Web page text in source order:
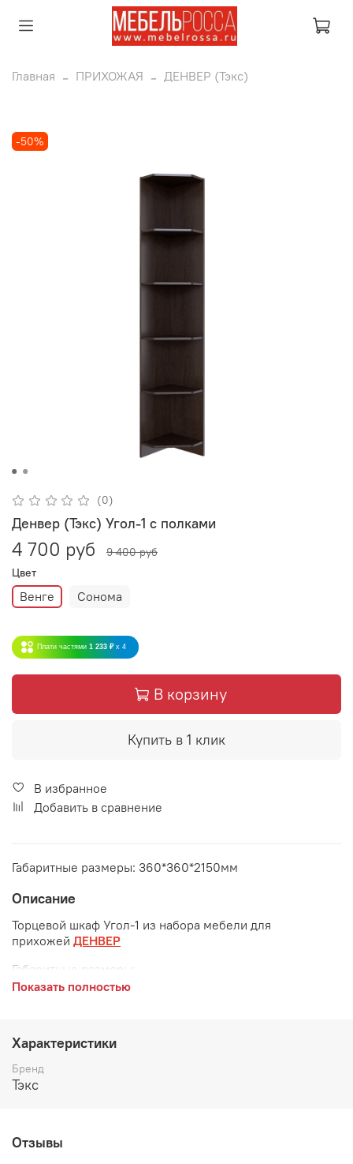
Главная ПРИХОЖАЯ ДЕНВЕР (Тэкс)
-50%
(0)
Денвер (Тэкс) Угол-1 с полками
4 700 руб
9 400 руб
Цвет
Венге Сонома
Плати частями 1 233 ₽ x 4
В корзину
Купить в 1 клик
В избранное
Добавить в сравнение
Габаритные размеры: 360*360*2150мм
Описание
Торцевой шкаф Угол-1 из набора мебели для
прихожей ДЕНВЕР
Габаритные размеры:
высота 2150 мм
Возможные расцветки:
Венге
Показать полностью
Характеристики
Бренд
Тэкс
Отзывы